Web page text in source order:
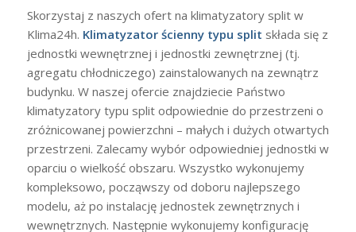
Skorzystaj z naszych ofert na klimatyzatory split w
Klima24h. Klimatyzator ścienny typu split składa się z
jednostki wewnętrznej i jednostki zewnętrznej (tj.
agregatu chłodniczego) zainstalowanych na zewnątrz
budynku. W naszej ofercie znajdziecie Państwo
klimatyzatory typu split odpowiednie do przestrzeni o
zróżnicowanej powierzchni – małych i dużych otwartych
przestrzeni. Zalecamy wybór odpowiedniej jednostki w
oparciu o wielkość obszaru. Wszystko wykonujemy
kompleksowo, począwszy od doboru najlepszego
modelu, aż po instalację jednostek zewnętrznych i
wewnętrznych. Następnie wykonujemy konfigurację